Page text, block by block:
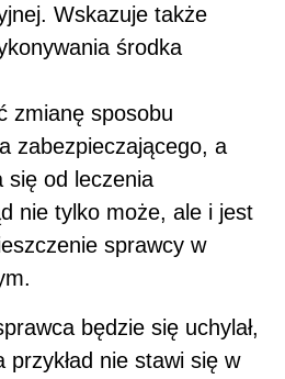
Wskazuje także
środka
zmianę sposobu
zabezpieczającego, a
się od leczenia
nie tylko może, ale i jest
sprawcy w
będzie się uchylał,
nie stawi się w